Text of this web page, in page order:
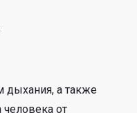
дыхания, а также
от